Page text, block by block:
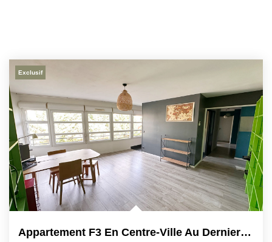
Exclusif
Appartement F3 En Centre-Ville Au Dernier Étage Avec...